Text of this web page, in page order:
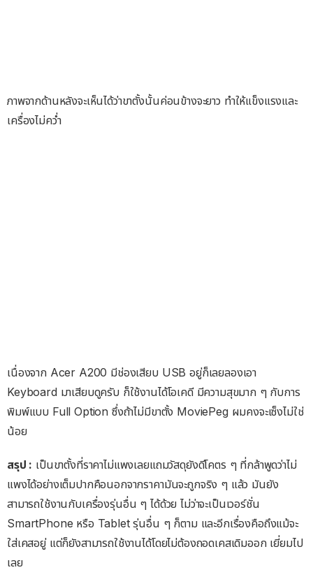
ภาพจากด้านหลังจะเห็นได้ว่าขาตั้งนั้นค่อนข้างจะยาว ทำให้แข็งแรงและ
เครื่องไม่คว่ำ
เนื่องจาก Acer A200 มีช่องเสียบ USB อยู่ก็เลยลองเอา
Keyboard มาเสียบดูครับ ก็ใช้งานได้โอเคดี มีความสุขมาก ๆ กับการ
พิมพ์แบบ Full Option ซึ่งถ้าไม่มีขาตั้ง MoviePeg ผมคงจะเซ็งไม่ใช่
น้อย
สรุป : เป็นขาตั้งที่ราคาไม่แพงเลยแถมวัสดุยังดีโคตร ๆ ที่กล้าพูดว่าไม่
แพงได้อย่างเต็มปากคือนอกจากราคามันจะถูกจริง ๆ แล้ว มันยัง
สามารถใช้งานกับเครื่องรุ่นอื่น ๆ ได้ด้วย ไม่ว่าจะเป็นเวอร์ชั่น
SmartPhone หรือ Tablet รุ่นอื่น ๆ ก็ตาม และอีกเรื่องคือถึงแม้จะ
ใส่เคสอยู่ แต่ก็ยังสามารถใช้งานได้โดยไม่ต้องถอดเคสเดิมออก เยี่ยมไป
เลย